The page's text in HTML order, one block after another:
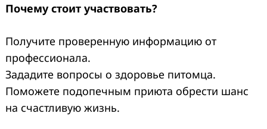
Почему стоит участвовать?
Получите проверенную информацию от
профессионала.
Зададите вопросы о здоровье питомца.
Поможете подопечным приюта обрести шанс
на счастливую жизнь.